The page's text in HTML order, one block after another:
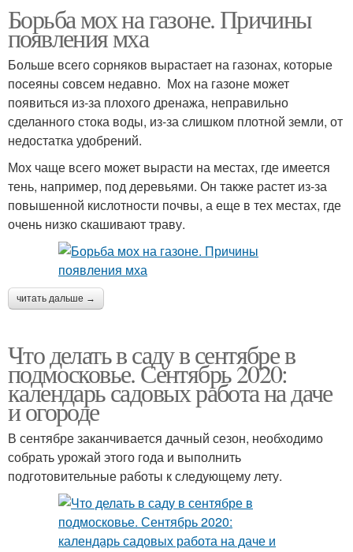
Борьба мох на газоне. Причины
появления мха
Больше всего сорняков вырастает на газонах, которые
посеяны совсем недавно. Мох на газоне может
появиться из-за плохого дренажа, неправильно
сделанного стока воды, из-за слишком плотной земли, от
недостатка удобрений.
Мох чаще всего может вырасти на местах, где имеется
тень, например, под деревьями. Он также растет из-за
повышенной кислотности почвы, а еще в тех местах, где
очень низко скашивают траву.
читать дальше →
Что делать в саду в сентябре в
подмосковье. Сентябрь 2020:
календарь садовых работа на даче
и огороде
В сентябре заканчивается дачный сезон, необходимо
собрать урожай этого года и выполнить
подготовительные работы к следующему лету.